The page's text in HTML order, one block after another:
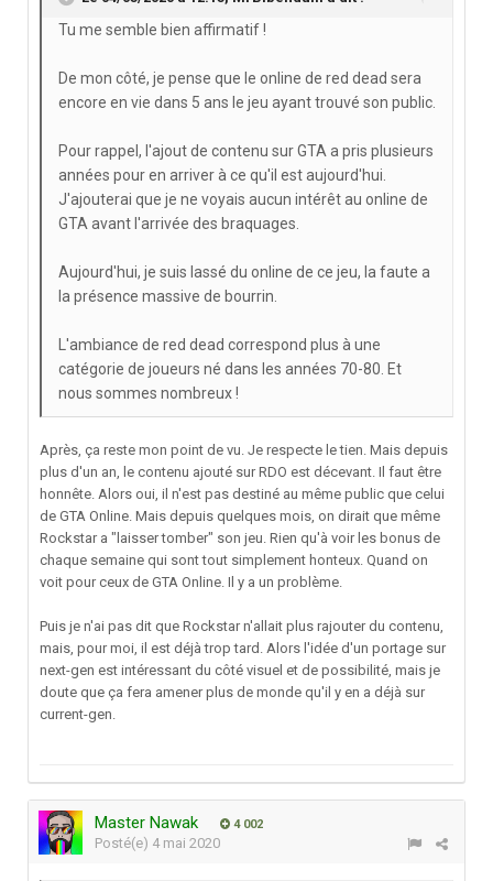
Tu me semble bien affirmatif !
De mon côté, je pense que le online de red dead sera
encore en vie dans 5 ans le jeu ayant trouvé son public.
Pour rappel, l'ajout de contenu sur GTA a pris plusieurs
années pour en arriver à ce qu'il est aujourd'hui.
J'ajouterai que je ne voyais aucun intérêt au online de
GTA avant l'arrivée des braquages.
Aujourd'hui, je suis lassé du online de ce jeu, la faute a
la présence massive de bourrin.
L'ambiance de red dead correspond plus à une
catégorie de joueurs né dans les années 70-80. Et
nous sommes nombreux !
Après, ça reste mon point de vu. Je respecte le tien. Mais depuis
plus d'un an, le contenu ajouté sur RDO est décevant. Il faut être
honnête. Alors oui, il n'est pas destiné au même public que celui
de GTA Online. Mais depuis quelques mois, on dirait que même
Rockstar a "laisser tomber" son jeu. Rien qu'à voir les bonus de
chaque semaine qui sont tout simplement honteux. Quand on
voit pour ceux de GTA Online. Il y a un problème.
Puis je n'ai pas dit que Rockstar n'allait plus rajouter du contenu,
mais, pour moi, il est déjà trop tard. Alors l'idée d'un portage sur
next-gen est intéressant du côté visuel et de possibilité, mais je
doute que ça fera amener plus de monde qu'il y en a déjà sur
current-gen.
Master Nawak 4 002
Posté(e) 4 mai 2020